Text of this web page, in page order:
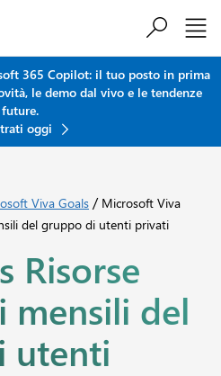
365 Copilot: il tuo posto in prima
le demo dal vivo e le tendenze
future.
oggi
Viva Goals / Microsoft Viva
del gruppo di utenti privati
Risorse
mensili del
utenti